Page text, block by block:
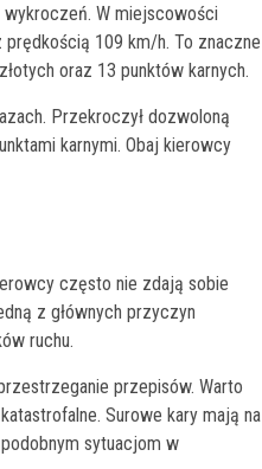
wykroczeń. W miejscowości
109 km/h. To znaczne
oraz 13 punktów karnych.
Przekroczył dozwoloną
karnymi. Obaj kierowcy
często nie zdają sobie
z głównych przyczyn
ruchu.
przepisów. Warto
Surowe kary mają na
sytuacjom w